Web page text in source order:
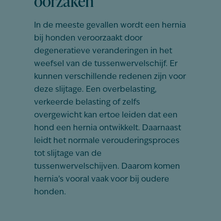
In de meeste gevallen wordt een hernia
bij honden veroorzaakt door
degeneratieve veranderingen in het
weefsel van de tussenwervelschijf. Er
kunnen verschillende redenen zijn voor
deze slijtage. Een overbelasting,
verkeerde belasting of zelfs
overgewicht kan ertoe leiden dat een
hond een hernia ontwikkelt. Daarnaast
leidt het normale verouderingsproces
tot slijtage van de
tussenwervelschijven. Daarom komen
hernia’s vooral vaak voor bij oudere
honden.